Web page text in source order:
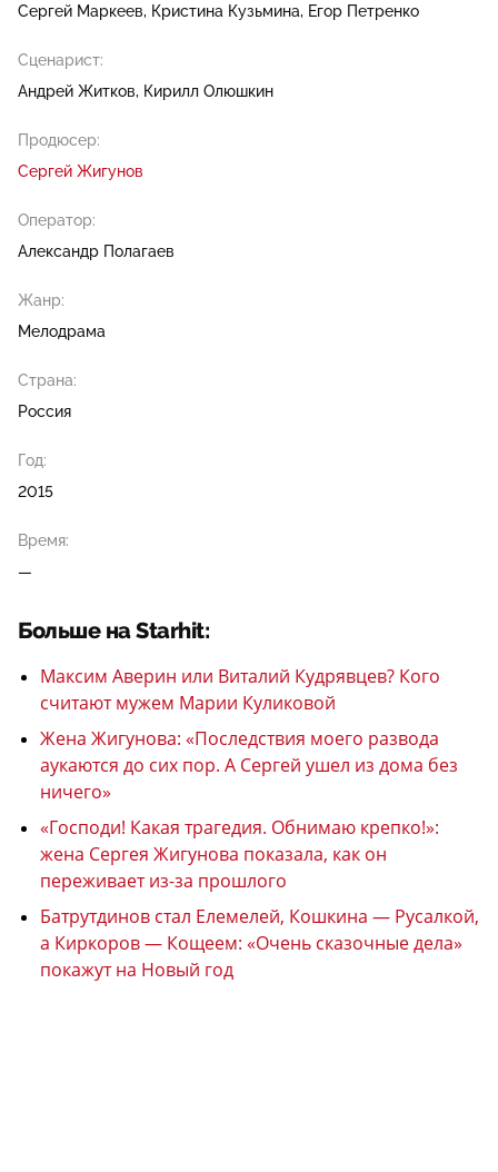
Сергей Маркеев
Кристина Кузьмина Егор Петренко
Сценарист:
Андрей Житков
Кирилл Олюшкин
Продюсер:
Сергей Жигунов
Оператор:
Александр Полагаев
Жанр:
Мелодрама
Страна:
Россия
Год:
2015
Время:
—
Больше на Starhit:
Максим Аверин или Виталий Кудрявцев? Кого
считают мужем Марии Куликовой
Жена Жигунова: «Последствия моего развода
аукаются до сих пор. А Сергей ушел из дома без
ничего»
«Господи! Какая трагедия. Обнимаю крепко!»:
жена Сергея Жигунова показала, как он
переживает из-за прошлого
Батрутдинов стал Елемелей, Кошкина — Русалкой,
а Киркоров — Кощеем: «Очень сказочные дела»
покажут на Новый год